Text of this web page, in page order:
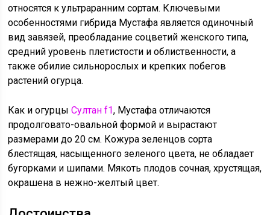
относятся к ультраранним сортам. Ключевыми
особенностями гибрида Мустафа является одиночный
вид завязей, преобладание соцветий женского типа,
средний уровень плетистости и облиственности, а
также обилие сильнорослых и крепких побегов
растений огурца.
Как и огурцыСултан f1, Мустафа отличаются
продолговато-овальной формой и вырастают
размерами до 20 см. Кожура зеленцов сорта
блестящая, насыщенного зеленого цвета, не обладает
бугорками и шипами. Мякоть плодов сочная, хрустящая,
окрашена в нежно-желтый цвет.